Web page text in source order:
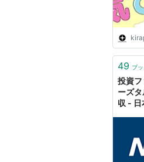
49 ブ
投資
ーズ
収 - 日